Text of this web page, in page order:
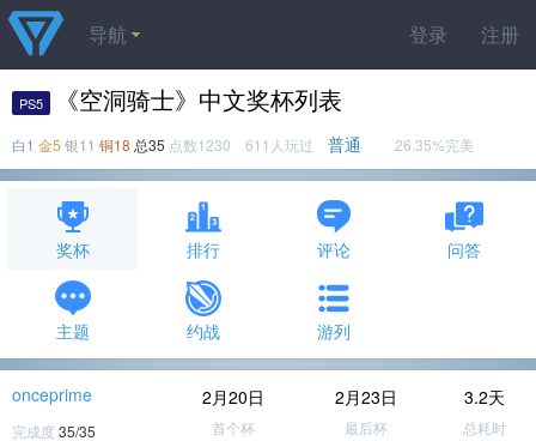
登录 注册
导航
PS5 《空洞骑士》中文奖杯列表
白1 金5 银11 铜18 总35 点数1230 611人玩过 普通 26.35%完美
奖杯 排行 评论 问答
主题 约战 游列
onceprime
完成度 35/35
2月20日
首个杯
2月23日
最后杯
3.2天
总耗时